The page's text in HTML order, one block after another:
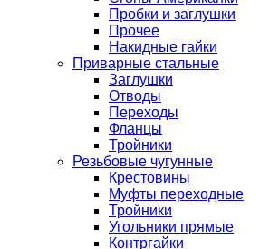
Пробки и заглушки
Прочее
Накидные гайки
Приварные стальные
Заглушки
Отводы
Переходы
Фланцы
Тройники
Резьбовые чугунные
Крестовины
Муфты переходные
Тройники
Угольники прямые
Контргайки